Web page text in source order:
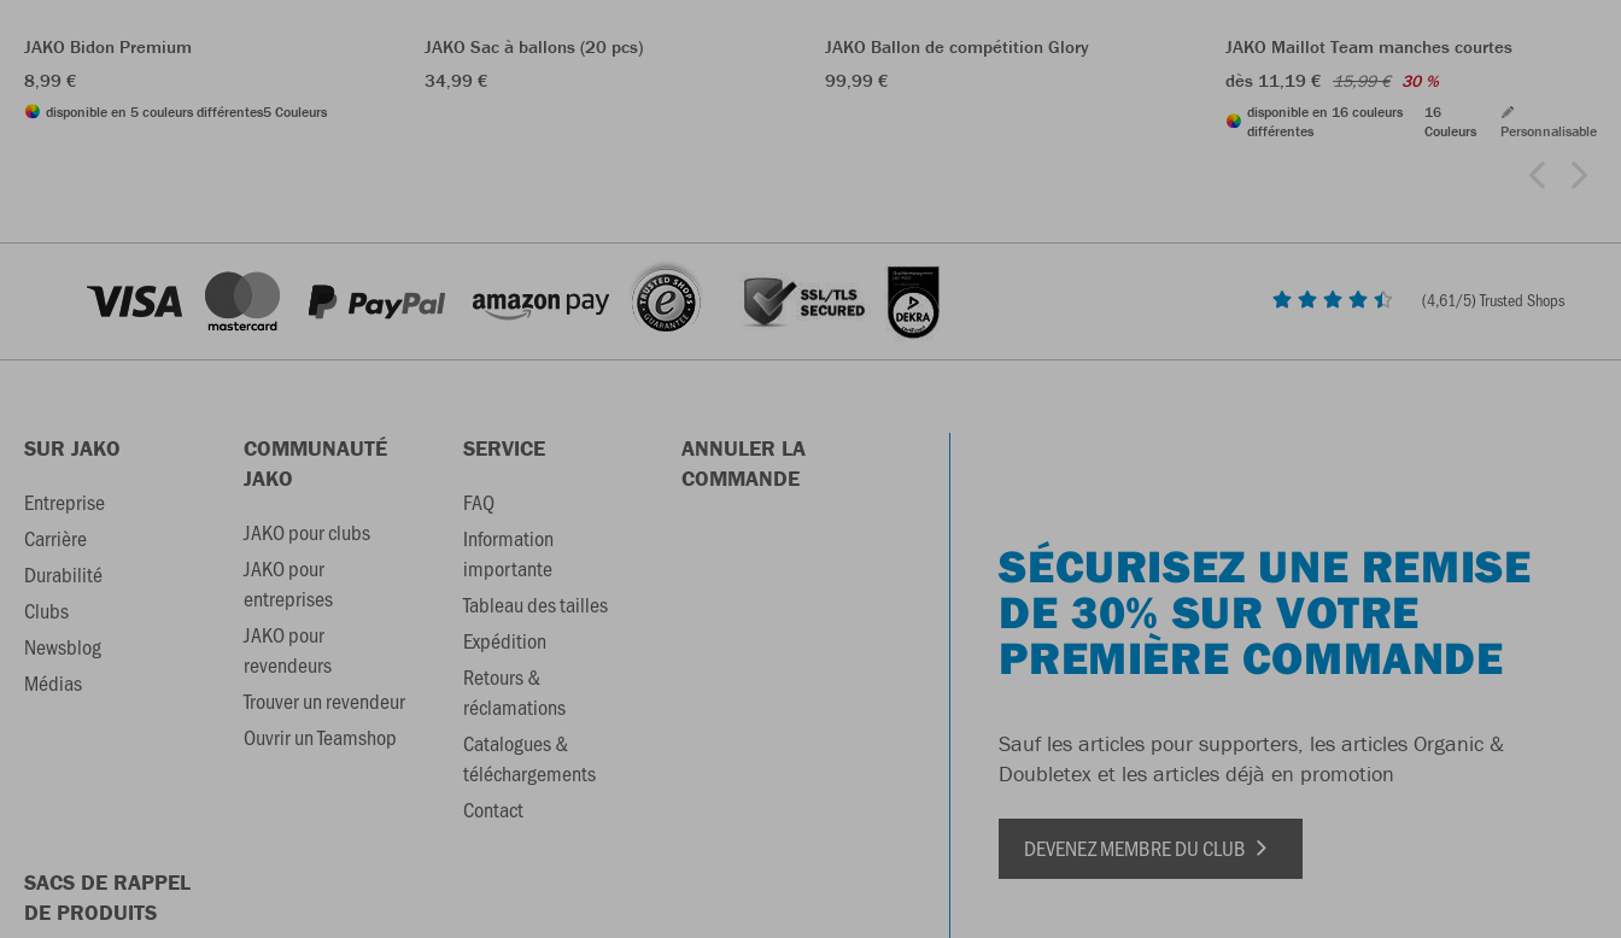
JAKO Bidon Premium
8,99 €
disponible en 5 couleurs différentes5 Couleurs
JAKO Sac à ballons (20 pcs)
34,99 €
JAKO Ballon de compétition Glory
99,99 €
JAKO Maillot Team manches courtes
dès 11,19 € 15,99 € 30 %
disponible en 16 couleurs
différentes
16
Couleurs
Personnalisable
(4,61/5) Trusted Shops
SUR JAKO
Entreprise
Carrière
Durabilité
Clubs
Newsblog
Médias
COMMUNAUTÉ
JAKO
JAKO pour clubs
JAKO pour
entreprises
JAKO pour
revendeurs
Trouver un revendeur
Ouvrir un Teamshop
SERVICE
FAQ
Information
importante
Tableau des tailles
Expédition
Retours &
réclamations
Catalogues &
téléchargements
Contact
ANNULER LA
COMMANDE
SACS DE RAPPEL
DE PRODUITS
SÉCURISEZ UNE REMISE
DE 30% SUR VOTRE
PREMIÈRE COMMANDE
Sauf les articles pour supporters, les articles Organic &
Doubletex et les articles déjà en promotion
DEVENEZ MEMBRE DU CLUB